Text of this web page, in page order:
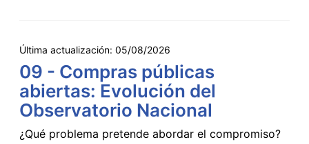
Última actualización: 05/08/2026
09 - Compras públicas
abiertas: Evolución del
Observatorio Nacional
¿Qué problema pretende abordar el compromiso?